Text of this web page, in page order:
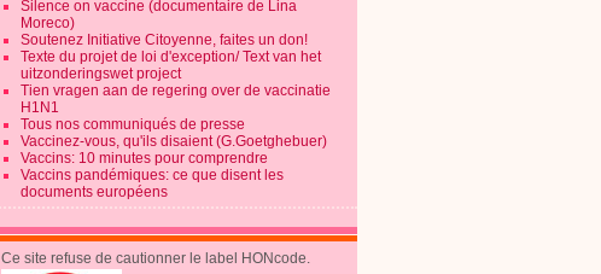
Silence on vaccine (documentaire de Lina
Moreco)
Soutenez Initiative Citoyenne, faites un don!
Texte du projet de loi d'exception/ Text van het
uitzonderingswet project
Tien vragen aan de regering over de vaccinatie
H1N1
Tous nos communiqués de presse
Vaccinez-vous, qu'ils disaient (G.Goetghebuer)
Vaccins: 10 minutes pour comprendre
Vaccins pandémiques: ce que disent les
documents européens
Ce site refuse de cautionner le label HONcode.